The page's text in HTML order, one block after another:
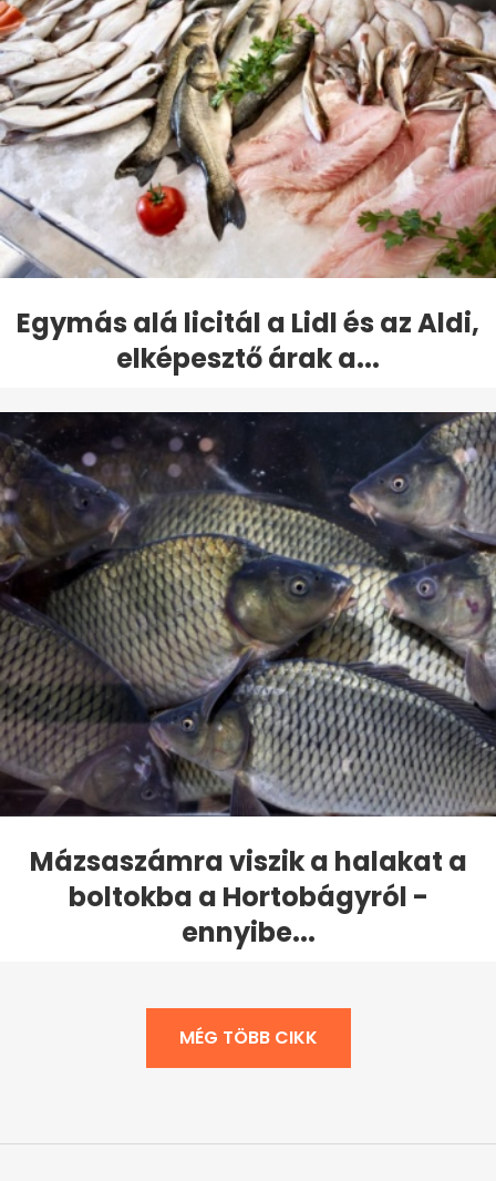
Egymás alá licitál a Lidl és az Aldi,
elképesztő árak a...
Mázsaszámra viszik a halakat a
boltokba a Hortobágyról -
ennyibe...
MÉG TÖBB CIKK